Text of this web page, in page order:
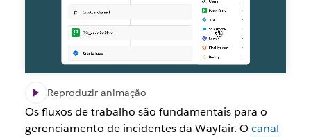
Reproduzir animação
Os fluxos de trabalho são fundamentais para o
gerenciamento de incidentes da Wayfair. Ocanal